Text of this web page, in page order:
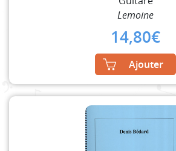
Lemoine
14,80€
Ajouter